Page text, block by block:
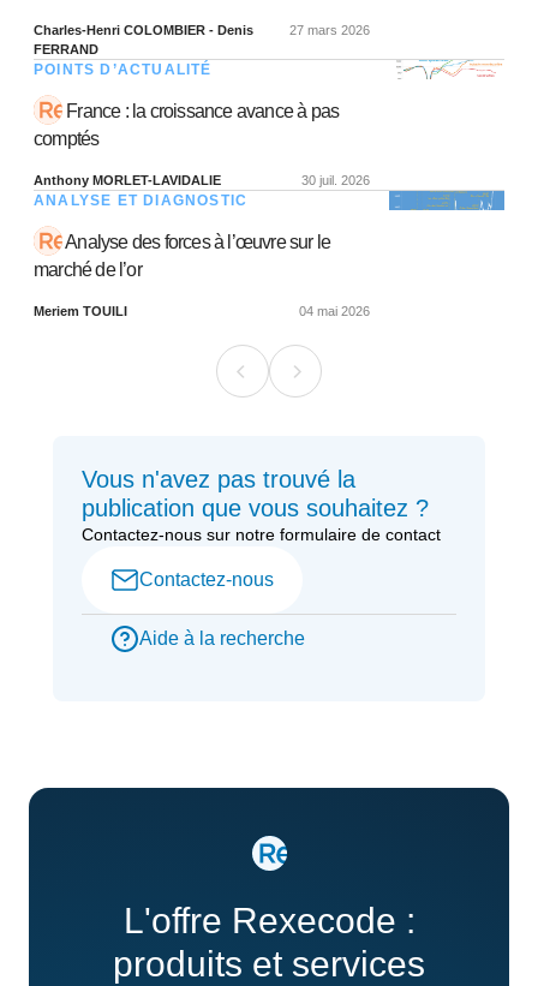
Charles-Henri COLOMBIER - Denis
FERRAND
27 mars 2026
POINTS D’ACTUALITÉ
France : la croissance avance à pas
comptés
Anthony MORLET-LAVIDALIE 30 juil. 2026
ANALYSE ET DIAGNOSTIC
Analyse des forces à l’œuvre sur le
marché de l’or
Meriem TOUILI 04 mai 2026
Vous n'avez pas trouvé la
publication que vous souhaitez ?
Contactez-nous sur notre formulaire de contact
Contactez-nous
Aide à la recherche
L'offre Rexecode :
produits et services